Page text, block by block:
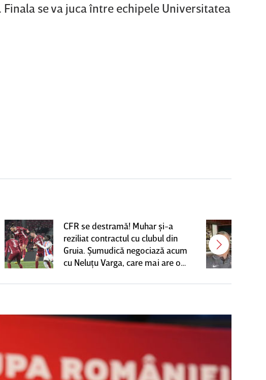
se va juca între echipele Universitatea
CFR se destramă! Muhar şi-a
reziliat contractul cu clubul din
Gruia. Şumudică negociază acum
cu Neluţu Varga, care mai are o
EXCLUSIV